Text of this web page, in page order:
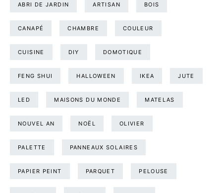
ABRI DE JARDIN ARTISAN BOIS
CANAPÉ CHAMBRE COULEUR
CUISINE DIY DOMOTIQUE
FENG SHUI HALLOWEEN IKEA JUTE
LED MAISONS DU MONDE MATELAS
NOUVEL AN NOËL OLIVIER
PALETTE PANNEAUX SOLAIRES
PAPIER PEINT PARQUET PELOUSE